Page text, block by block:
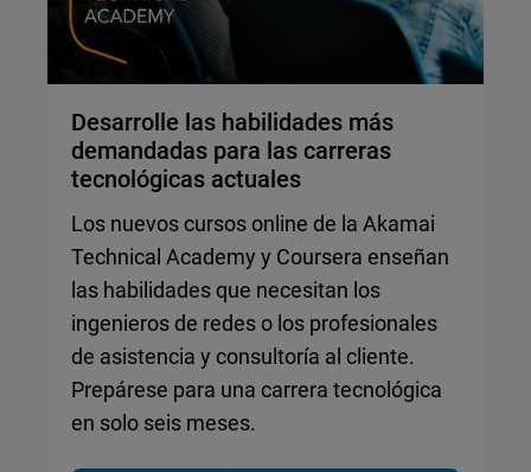
Desarrolle las habilidades más
demandadas para las carreras
tecnológicas actuales
Los nuevos cursos online de la Akamai
Technical Academy y Coursera enseñan
las habilidades que necesitan los
ingenieros de redes o los profesionales
de asistencia y consultoría al cliente.
Prepárese para una carrera tecnológica
en solo seis meses.